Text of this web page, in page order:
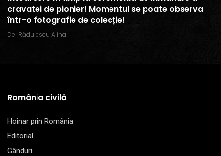
cravatei de pionier! Momentul se poate observa
într-o fotografie de colecție!
De Rădulescu Alina
România civilă
Hoinar prin România
Editorial
Gânduri